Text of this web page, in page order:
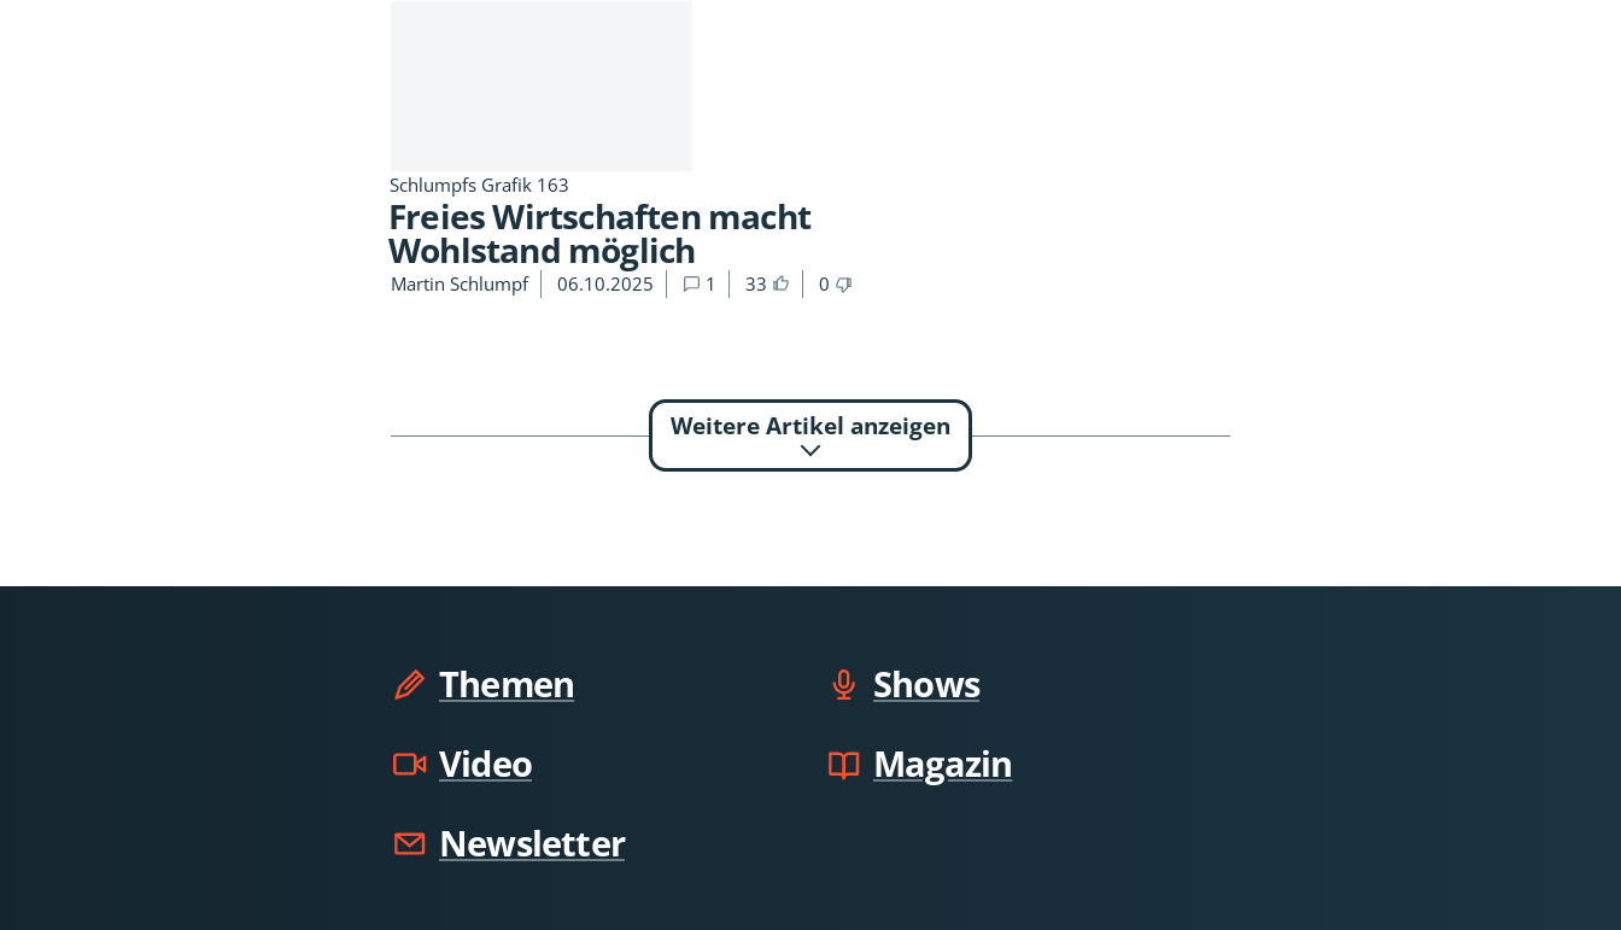
Schlumpfs Grafik 163
Freies Wirtschaften macht
Wohlstand möglich
Martin Schlumpf 06.10.2025 1 33 0
Weitere Artikel anzeigen
Themen
Shows
Video
Magazin
Newsletter